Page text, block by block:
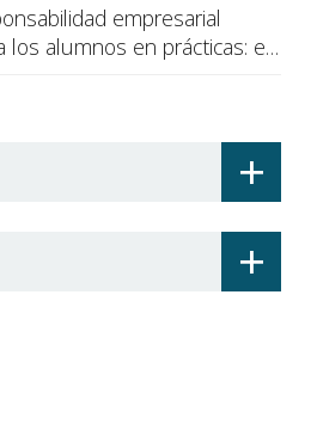
empresarial
los alumnos en prácticas: el
+
+